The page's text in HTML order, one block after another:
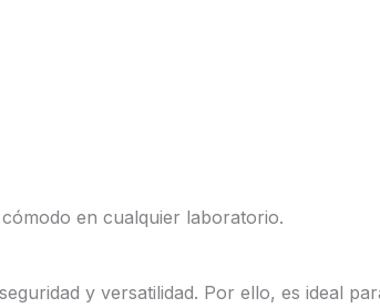
en cualquier laboratorio.
y versatilidad. Por ello, es ideal